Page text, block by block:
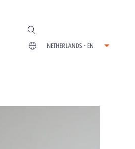
NETHERLANDS - EN